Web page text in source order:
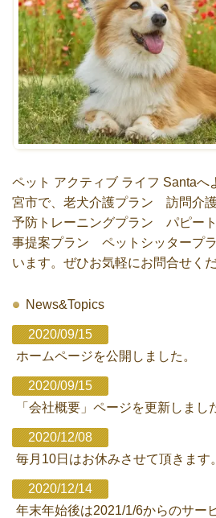
ペット アクティブ ライフ Santaへ
宮市で、老犬介護プラン 訪問介
予防トレーニングプラン パピー
事提案プラン ペットシッタープ
います。ぜひお気軽にお問合せくだ
News&Topics
2020/09/15
ホームページを公開しました。
2020/09/15
「会社概要」ページを更新しまし
2020/12/08
毎月10日はお休みさせて頂きます。
2020/12/14
年末年始後は2021/1/6からのサー